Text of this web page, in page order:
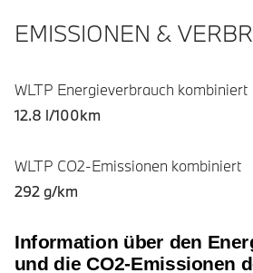
EMISSIONEN &
WLTP Energieverbrauch kombiniert
12.8 l/100km
WLTP CO2-Emissionen kombiniert
292 g/km